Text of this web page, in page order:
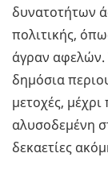
δυνατοτήτων
πολιτικής,
άγραν αφελών.
δημόσια
μετοχές,
αλυσοδεμένη
δεκαετίες